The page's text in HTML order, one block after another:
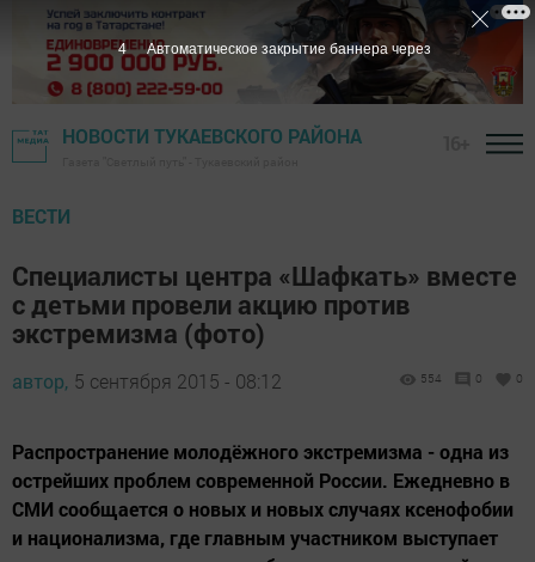
НОВОСТИ ТУКАЕВСКОГО РАЙОНА
ВЕСТИ
Специалисты центра «Шафкать» вместе
с детьми провели акцию против
экстремизма (фото)
автор, 5 сентября 2015 - 08:12 554 0 0
Распространение молодёжного экстремизма - одна из
острейших проблем современной России. Ежедневно в
СМИ сообщается о новых и новых случаях ксенофобии
и национализма, где главным участником выступает
3 Автоматическое закрытие баннера через